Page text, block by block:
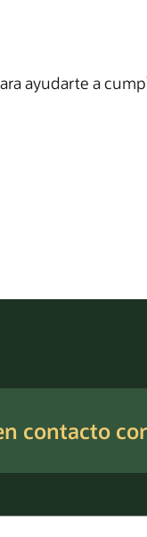
ayudarte a
contacto